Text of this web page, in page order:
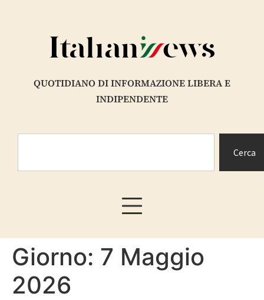
QUOTIDIANO DI INFORMAZIONE LIBERA E
INDIPENDENTE
Cerca
Giorno: 7 Maggio
2026